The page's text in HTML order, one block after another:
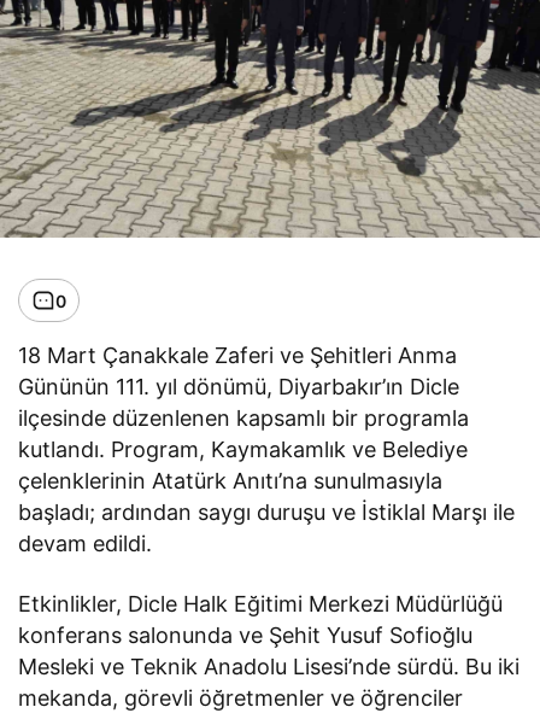
0
18 Mart Çanakkale Zaferi ve Şehitleri Anma
Gününün 111. yıl dönümü, Diyarbakır’ın Dicle
ilçesinde düzenlenen kapsamlı bir programla
kutlandı. Program, Kaymakamlık ve Belediye
çelenklerinin Atatürk Anıtı’na sunulmasıyla
başladı; ardından saygı duruşu ve İstiklal Marşı ile
devam edildi.
Etkinlikler, Dicle Halk Eğitimi Merkezi Müdürlüğü
konferans salonunda ve Şehit Yusuf Sofioğlu
Mesleki ve Teknik Anadolu Lisesi’nde sürdü. Bu iki
mekanda, görevli öğretmenler ve öğrenciler